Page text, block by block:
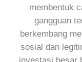
membentuk
gangguan
berkembang
sosial dan